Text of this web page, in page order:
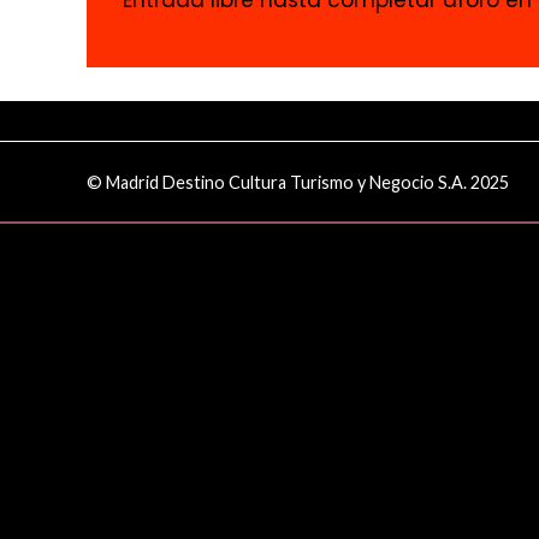
© Madrid Destino Cultura Turismo y Negocio S.A. 2025